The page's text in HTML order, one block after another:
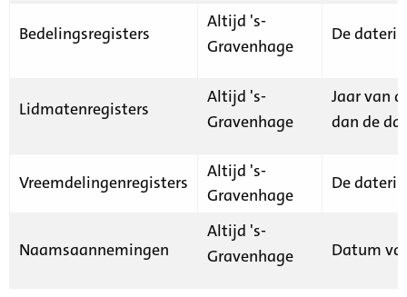
Bedelingsregisters
Altijd 's-
Gravenhage
De
Lidmatenregisters
Altijd 's-
Gravenhage
Jaar van
dan de
Vreemdelingenregisters
Altijd 's-
Gravenhage
De
Naamsaannemingen
Altijd 's-
Gravenhage
Datum